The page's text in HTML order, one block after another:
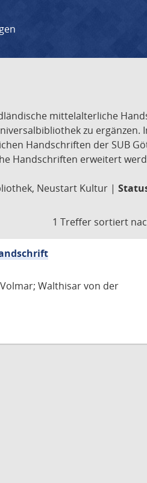
mittelalterliche
zu ergänzen.
Handschriften der SUB
Handschriften erweitert
Neustart Kultur |
1 Treffer sortiert
Walthisar von der